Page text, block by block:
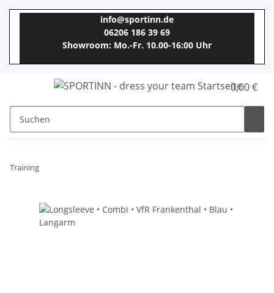
info@sportinn.de
06206 186 39 69
Showroom: Mo.-Fr. 10.00-16:00 Uhr
0,00 €
Training